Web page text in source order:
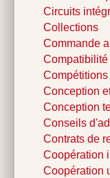
Circuits
Collections
Commande
Compétitions
Conception
Conception
Conseils
Contrats de
Coopération
Coopération